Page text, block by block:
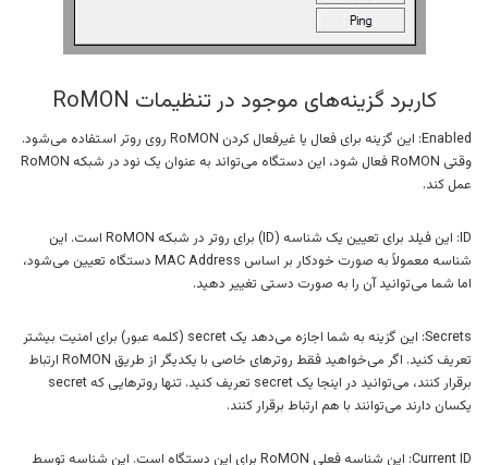
کاربرد گزینه‌های موجود در تنظیمات RoMON
Enabled: این گزینه برای فعال یا غیرفعال کردن RoMON روی روتر استفاده می‌شود.
وقتی RoMON فعال شود، این دستگاه می‌تواند به عنوان یک نود در شبکه RoMON
عمل کند.
ID: این فیلد برای تعیین یک شناسه (ID) برای روتر در شبکه RoMON است. این
شناسه معمولاً به صورت خودکار بر اساس MAC Address دستگاه تعیین می‌شود،
اما شما می‌توانید آن را به صورت دستی تغییر دهید.
Secrets: این گزینه به شما اجازه می‌دهد یک secret (کلمه عبور) برای امنیت بیشتر
تعریف کنید. اگر می‌خواهید فقط روترهای خاصی با یکدیگر از طریق RoMON ارتباط
برقرار کنند، می‌توانید در اینجا یک secret تعریف کنید. تنها روترهایی که secret
یکسان دارند می‌توانند با هم ارتباط برقرار کنند.
Current ID: این شناسه فعلی RoMON برای این دستگاه است. این شناسه توسط